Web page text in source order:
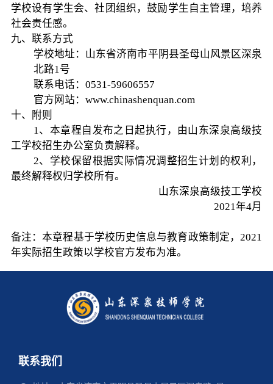
学校设有学生会、社团组织，鼓励学生自主管理，培养
社会责任感。
九、联系方式
学校地址：山东省济南市平阴县圣母山风景区深泉
北路1号
联系电话：0531-59606557
官方网站：www.chinashenquan.com
十、附则
1、本章程自发布之日起执行，由山东深泉高级技
工学校招生办公室负责解释。
2、学校保留根据实际情况调整招生计划的权利，
最终解释权归学校所有。
山东深泉高级技工学校
2021年4月
备注：本章程基于学校历史信息与教育政策制定，2021
年实际招生政策以学校官方发布为准。
联系我们